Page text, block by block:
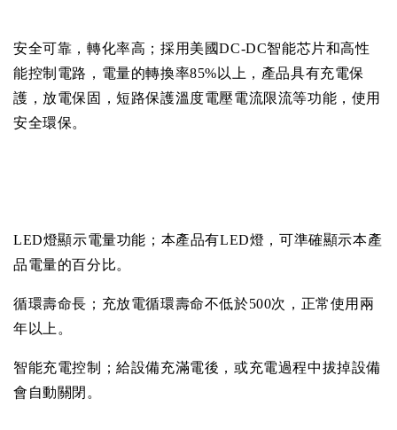
安全可靠，轉化率高；採用美國DC-DC智能芯片和高性
能控制電路，電量的轉換率85% 以上，產品具有充電保
護，放電保固，短路保護溫度電壓電流限流等功能，使用
安全環保。
LED燈顯示電量功能；本產品有LED燈，可準確顯示本產
品電量的百分比。
循環壽命長；充放電循環壽命不低於500次，正常使用兩
年以上。
智能充電控制；給設備充滿電後，或充電過程中拔掉設備
會自動關閉。